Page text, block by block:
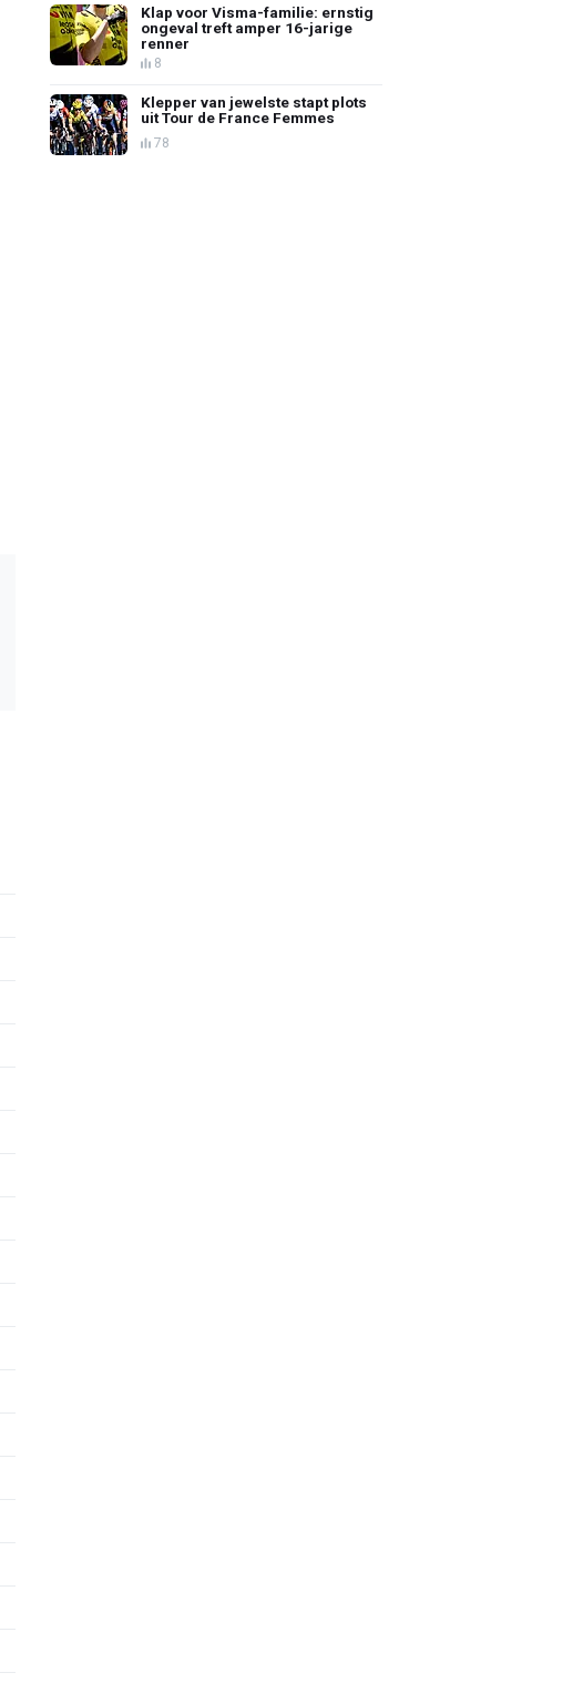
Klap voor Visma-familie: ernstig
ongeval treft amper 16-jarige
renner
8
Klepper van jewelste stapt plots
uit Tour de France Femmes
78